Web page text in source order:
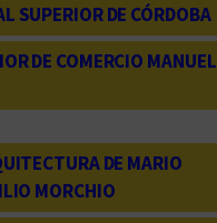
SUPERIOR DE CÓRDOBA
DE COMERCIO MANUEL
DE MARIO
MORCHIO